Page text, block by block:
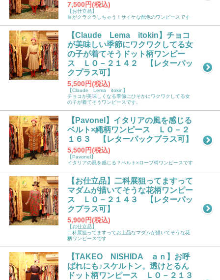
7,500円(税込)
【お仕立品】
目がクラクラしちゃう！サイケな配色のワンピースです
【Claude Lema itokin】チョコ
が美味しい季節にワクワクしてる女
の子が着てそうドット柄ワンピー
ス ＬＯ－２１４２ 【レターパッ
クプラス可】
5,500円(税込)
【Claude Lema itokin】
チョコが美味しくなる季節にひそかにワクワクしてる女
の子が着てそうワンピースです。
【Pavonel】イタリアの風を感じる
ベルト×縄柄ワンピース ＬＯ－２
１６３ 【レターパックプラス可】
5,500円(税込)
【Pavonel】
イタリアの風を感じる？ベルト×ロープ柄ワンピースです
【お仕立品】二科展狙ってますって
マダムが描いてそうな花柄ワンピー
ス ＬＯ－２１４３ 【レターパッ
クプラス可】
5,900円(税込)
【お仕立品】
二科展狙ってますってお上品なマダムが描いてそうな花
柄ワンピースです
【TAKEO NISHIDA ａｎ】お呼
ばれにも♪スケルトン。透けとるん
ドット柄ワンピース ＬＯ－２１３